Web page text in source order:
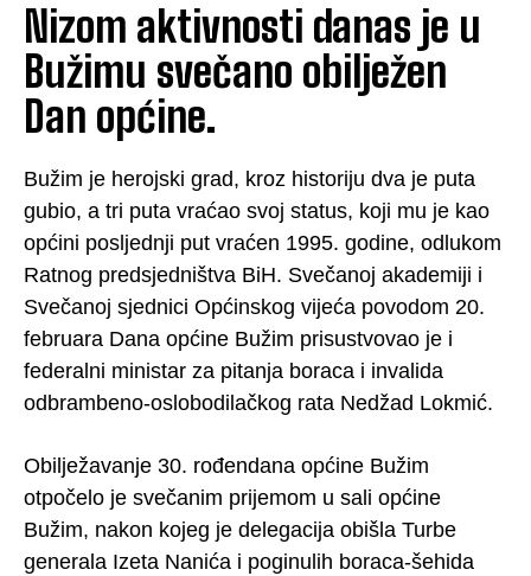
Nizom aktivnosti danas je u
Bužimu svečano obilježen
Dan općine.
Bužim je herojski grad, kroz historiju dva je puta
gubio, a tri puta vraćao svoj status, koji mu je kao
općini posljednji put vraćen 1995. godine, odlukom
Ratnog predsjedništva BiH. Svečanoj akademiji i
Svečanoj sjednici Općinskog vijeća povodom 20.
februara Dana općine Bužim prisustvovao je i
federalni ministar za pitanja boraca i invalida
odbrambeno-oslobodilačkog rata Nedžad Lokmić.
Obilježavanje 30. rođendana općine Bužim
otpočelo je svečanim prijemom u sali općine
Bužim, nakon kojeg je delegacija obišla Turbe
generala Izeta Nanića i poginulih boraca-šehida